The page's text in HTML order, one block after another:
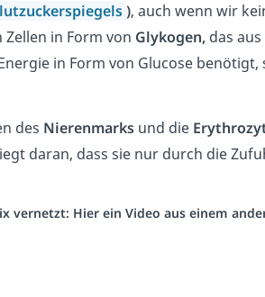
), auch wenn wir
in Form von Glykogen, das
in Form von Glucose
des Nierenmarks und die
daran, dass sie nur durch die
vernetzt: Hier ein Video aus einem